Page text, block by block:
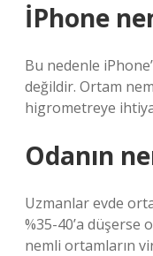
İPhone
Bu nedenle
değildir. Ortam
higrometreye
Odanın
Uzmanlar evde
%35-40’a düşerse
nemli ortamların